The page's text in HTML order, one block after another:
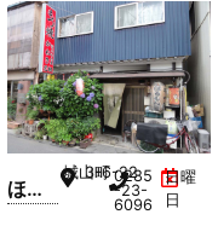
ほる
城山町3-6-22
0285
-23-
6096
日曜
日